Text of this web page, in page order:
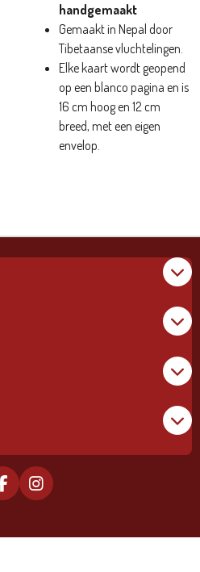
handgemaakt
Gemaakt in Nepal door
Tibetaanse vluchtelingen.
Elke kaart wordt geopend
op een blanco pagina en is
16 cm hoog en 12 cm
breed, met een eigen
envelop.
F
A
E
I
N
T